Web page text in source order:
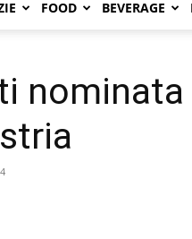
FOOD BEVERAGE